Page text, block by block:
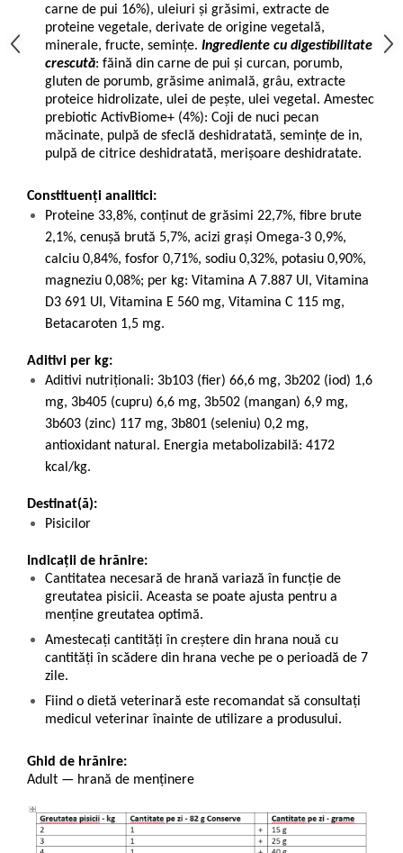
carne de pui 16%), uleiuri şi grăsimi, extracte de
proteine vegetale, derivate de origine vegetală,
minerale, fructe, seminţe. Ingrediente cu digestibilitate
crescută: făină din carne de pui şi curcan, porumb,
gluten de porumb, grăsime animală, grâu, extracte
proteice hidrolizate, ulei de peşte, ulei vegetal. Amestec
prebiotic ActivBiome+ (4%): Coji de nuci pecan
măcinate, pulpă de sfeclă deshidratată, seminţe de in,
pulpă de citrice deshidratată, merişoare deshidratate.
Constituenți analitici:
Proteine 33,8%, conţinut de grăsimi 22,7%, fibre brute
2,1%, cenuşă brută 5,7%, acizi graşi Omega-3 0,9%,
calciu 0,84%, fosfor 0,71%, sodiu 0,32%, potasiu 0,90%,
magneziu 0,08%; per kg: Vitamina A 7.887 UI, Vitamina
D3 691 UI, Vitamina E 560 mg, Vitamina C 115 mg,
Betacaroten 1,5 mg.
Aditivi per kg:
Aditivi nutriţionali: 3b103 (fier) 66,6 mg, 3b202 (iod) 1,6
mg, 3b405 (cupru) 6,6 mg, 3b502 (mangan) 6,9 mg,
3b603 (zinc) 117 mg, 3b801 (seleniu) 0,2 mg,
antioxidant natural. Energia metabolizabilă: 4172
kcal/kg.
Destinat(ă):
Pisicilor
Indicații de hrănire:
Cantitatea necesară de hrană variază în funcție de
greutatea pisicii. Aceasta se poate ajusta pentru a
menține greutatea optimă.
Amestecați cantități în creștere din hrana nouă cu
cantități în scădere din hrana veche pe o perioadă de 7
zile.
Fiind o dietă veterinară este recomandat să consultați
medicul veterinar înainte de utilizare a produsului.
Ghid de hrănire:
Adult — hrană de menținere